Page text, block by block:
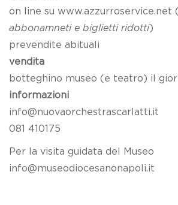
on line su www.azzurroservice.net (
abbonamneti e biglietti ridotti)
prevendite abituali
vendita
botteghino museo (e teatro) il
informazioni
info@nuovaorchestrascarlatti.it
081 410175
Per la visita guidata del Museo
info@museodiocesanonapoli.it